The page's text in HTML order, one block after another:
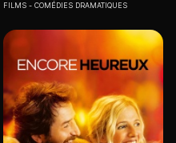
FILMS COMÉDIES DRAMATIQUES